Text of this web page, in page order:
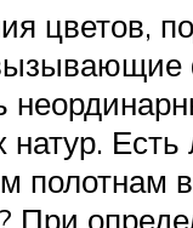
цветов,
натур.
полотнам
При